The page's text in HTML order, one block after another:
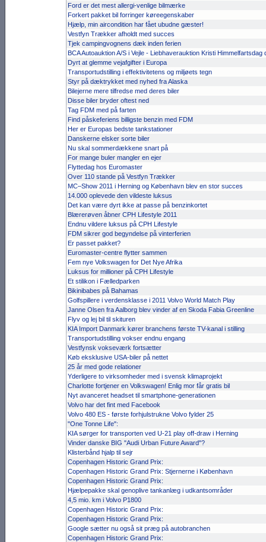
Ford er det mest allergi-venlige bilmærke
Forkert pakket bil forringer køreegenskaber
Hjælp, min aircondition har fået ubudne gæster!
Vestfyn Trækker afholdt med succes
Tjek campingvognens dæk inden ferien
BCA Autoauktion A/S i Vejle - Lieb­haver­auk­tion Kristi Himmel­farts­dag
Dyrt at glemme vejafgifter i Europa
Transportudstilling i effektivitetens og miljøets tegn
Styr på dæktrykket med nyhed fra Alaska
Bilejerne mere tilfredse med deres biler
Disse biler bryder oftest ned
Tag FDM med på farten
Find påskeferiens billigste benzin med FDM
Her er Europas bedste tankstationer
Danskerne elsker sorte biler
Nu skal sommerdækkene snart på
For mange buler mangler en ejer
Flyttedag hos Euromaster
Over 110 stande på Vestfyn Trækker
MC–Show 2011 i Herning og København blev en stor succes
14.000 oplevede den vildeste luksus
Det kan være dyrt ikke at passe på benzinkortet
Blærerøven åbner CPH Lifestyle 2011
Endnu vildere luksus på CPH Lifestyle
FDM sikrer god begyndelse på vinterferien
Er passet pakket?
Euromaster-centre flytter sammen
Fem nye Volkswagen for Det Nye Afrika
Luksus for millioner på CPH Lifestyle
Et stilikon i Fælledparken
Bikinibabes på Bahamas
Golfspillere i verdensklasse i 2011 Volvo World Match Play
Janne Olsen fra Aalborg blev vinder af en Skoda Fabia Greenline
Flyv og lej bil til skituren
KIA Import Danmark kører branchens første TV-kanal i stilling
Transportudstilling vokser endnu engang
Vestfynsk vokseværk fortsætter
Køb eksklusive USA-biler på nettet
25 år med gode relationer
Yderligere to virksomheder med i svensk klimaprojekt
Charlotte fortjener en Volkswagen! Enlig mor får gratis bil
Nyt avanceret headset til smartphone-generationen
Volvo har det fint med Facebook
Volvo 480 ES - første for­hjuls­trukne Volvo fylder 25
"One Tonne Life":
KIA sørger for transporten ved U-21 play off-draw i Herning
Vinder danske BIG "Audi Urban Future Award"?
Klisterbånd hjalp til sejr
Copenhagen Historic Grand Prix:
Copen­hagen Hist­oric Grand Prix: Stjer­nerne i Køben­havn
Copenhagen Historic Grand Prix:
Hjælpe­pakke skal genop­live tank­anlæg i udkants­områder
4,5 mio. km i Volvo P1800
Copenhagen Historic Grand Prix:
Copenhagen Historic Grand Prix:
Google sætter nu også sit præg på autobranchen
Copenhagen Historic Grand Prix: